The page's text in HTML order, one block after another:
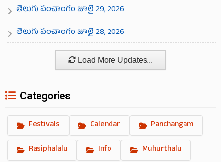
తెలుగు పంచాంగం జూలై 29, 2026
తెలుగు పంచాంగం జూలై 28, 2026
Load More Updates...
Categories
Festivals Calendar Panchangam
Rasiphalalu Info Muhurthalu